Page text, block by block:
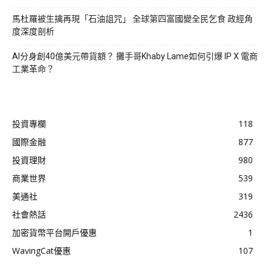
馬杜羅被生擒再現「石油詛咒」 全球第四富國變全民乞食 政經角
度深度剖析
AI分身創40億美元帶貨額？ 攤手哥Khaby Lame如何引爆 IP X 電商
工業革命？
投資專欄
118
國際金融
877
投資理財
980
商業世界
539
美通社
319
社會熱話
2436
加密貨幣平台開戶優惠
1
WavingCat優惠
107